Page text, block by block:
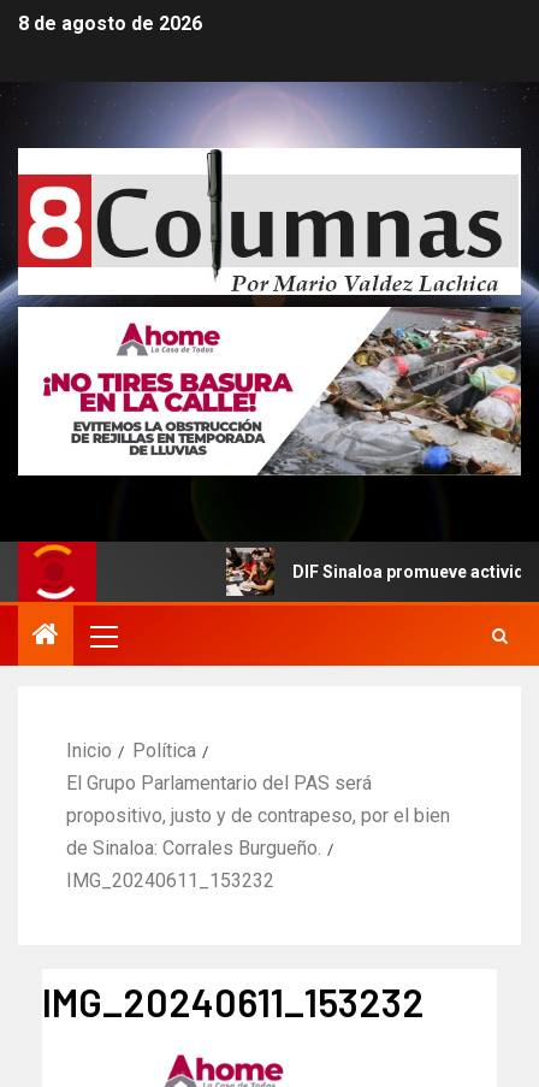
8 de agosto de 2026
DIF Sinaloa promueve actividades
Inicio
Política
El Grupo Parlamentario del PAS será
propositivo, justo y de contrapeso, por el bien
de Sinaloa: Corrales Burgueño.
IMG_20240611_153232
IMG_20240611_153232